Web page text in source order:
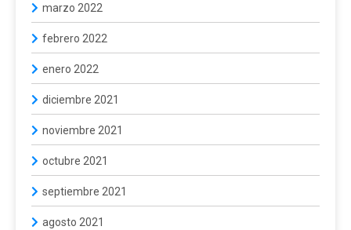
marzo 2022
febrero 2022
enero 2022
diciembre 2021
noviembre 2021
octubre 2021
septiembre 2021
agosto 2021